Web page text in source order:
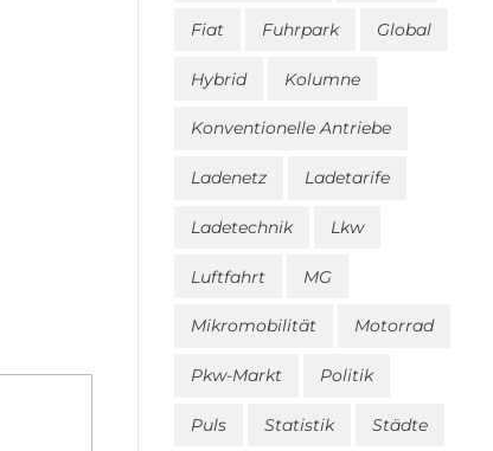
Fiat Fuhrpark Global
Hybrid Kolumne
Konventionelle Antriebe
Ladenetz Ladetarife
Ladetechnik Lkw
Luftfahrt MG
Mikromobilität Motorrad
Pkw-Markt Politik
Puls Statistik Städte